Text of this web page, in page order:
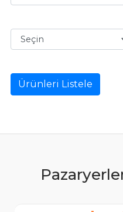
Ürünleri Listele